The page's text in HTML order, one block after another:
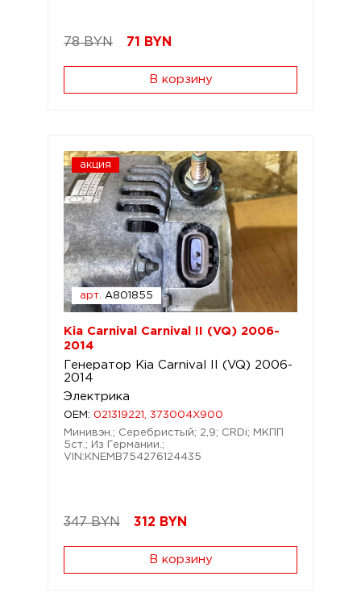
78 BYN 71 BYN
В корзину
акция
арт. A801855
Kia Carnival Carnival II (VQ) 2006-
2014
Генератор Kia Carnival II (VQ) 2006-
2014
Электрика
OEM: 021319221, 373004X900
Минивэн.; Серебристый; 2,9; CRDi; МКПП
5ст.; Из Германии.;
VIN:KNEMB754276124435
347 BYN 312 BYN
В корзину